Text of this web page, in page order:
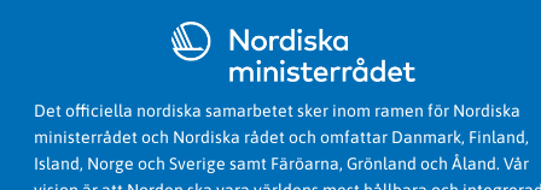
Det officiella nordiska samarbetet sker inom ramen för Nordiska
ministerrådet och Nordiska rådet och omfattar Danmark, Finland,
Island, Norge och Sverige samt Färöarna, Grönland och Åland. Vår